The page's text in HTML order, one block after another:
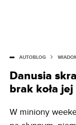
AUTOBLOG
Danusia
brak koła
W miniony